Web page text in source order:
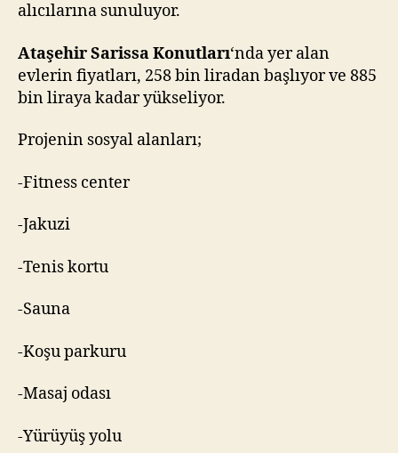
alıcılarına sunuluyor.
Ataşehir Sarissa Konutları‘nda yer alan
evlerin fiyatları, 258 bin liradan başlıyor ve 885
bin liraya kadar yükseliyor.
Projenin sosyal alanları;
-Fitness center
-Jakuzi
-Tenis kortu
-Sauna
-Koşu parkuru
-Masaj odası
-Yürüyüş yolu